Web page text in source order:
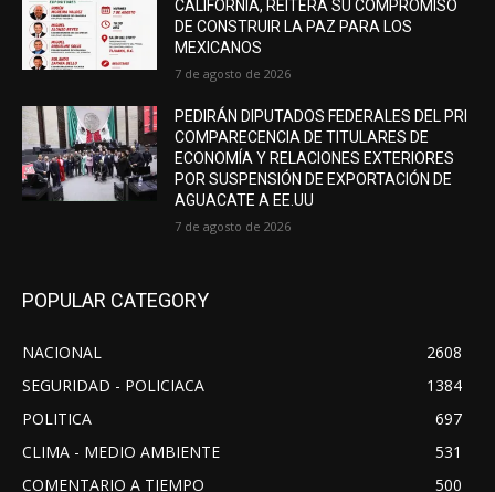
CALIFORNIA, REITERA SU COMPROMISO
DE CONSTRUIR LA PAZ PARA LOS
MEXICANOS
7 de agosto de 2026
PEDIRÁN DIPUTADOS FEDERALES DEL PRI
COMPARECENCIA DE TITULARES DE
ECONOMÍA Y RELACIONES EXTERIORES
POR SUSPENSIÓN DE EXPORTACIÓN DE
AGUACATE A EE.UU
7 de agosto de 2026
POPULAR CATEGORY
NACIONAL
2608
SEGURIDAD - POLICIACA
1384
POLITICA
697
CLIMA - MEDIO AMBIENTE
531
COMENTARIO A TIEMPO
500